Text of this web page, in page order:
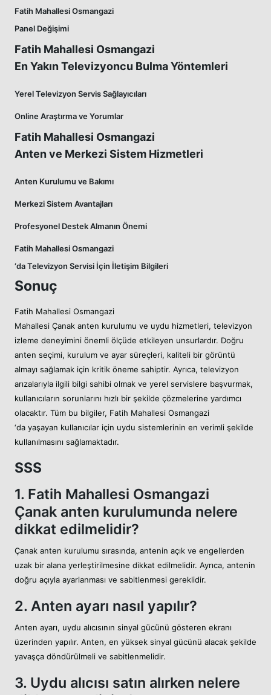
Fatih Mahallesi Osmangazi
Panel Değişimi
Fatih Mahallesi Osmangazi
En Yakın Televizyoncu Bulma Yöntemleri
Yerel Televizyon Servis Sağlayıcıları
Online Araştırma ve Yorumlar
Fatih Mahallesi Osmangazi
Anten ve Merkezi Sistem Hizmetleri
Anten Kurulumu ve Bakımı
Merkezi Sistem Avantajları
Profesyonel Destek Almanın Önemi
Fatih Mahallesi Osmangazi
‘da Televizyon Servisi İçin İletişim Bilgileri
Sonuç
Fatih Mahallesi Osmangazi
Mahallesi Çanak anten kurulumu ve uydu hizmetleri, televizyon
izleme deneyimini önemli ölçüde etkileyen unsurlardır. Doğru
anten seçimi, kurulum ve ayar süreçleri, kaliteli bir görüntü
almayı sağlamak için kritik öneme sahiptir. Ayrıca, televizyon
arızalarıyla ilgili bilgi sahibi olmak ve yerel servislere başvurmak,
kullanıcıların sorunlarını hızlı bir şekilde çözmelerine yardımcı
olacaktır. Tüm bu bilgiler, Fatih Mahallesi Osmangazi
‘da yaşayan kullanıcılar için uydu sistemlerinin en verimli şekilde
kullanılmasını sağlamaktadır.
SSS
1. Fatih Mahallesi Osmangazi
Çanak anten kurulumunda nelere
dikkat edilmelidir?
Çanak anten kurulumu sırasında, antenin açık ve engellerden
uzak bir alana yerleştirilmesine dikkat edilmelidir. Ayrıca, antenin
doğru açıyla ayarlanması ve sabitlenmesi gereklidir.
2. Anten ayarı nasıl yapılır?
Anten ayarı, uydu alıcısının sinyal gücünü gösteren ekranı
üzerinden yapılır. Anten, en yüksek sinyal gücünü alacak şekilde
yavaşça döndürülmeli ve sabitlenmelidir.
3. Uydu alıcısı satın alırken nelere